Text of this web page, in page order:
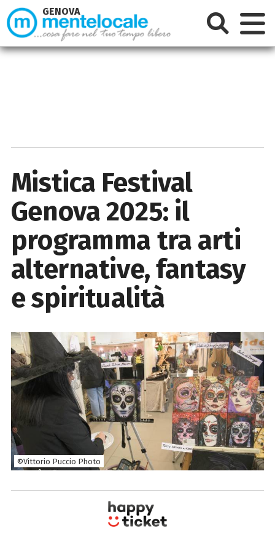
Mistica Festival
Genova 2025: il
programma tra arti
alternative, fantasy
e spiritualità
©Vittorio Puccio Photo
GENOVA